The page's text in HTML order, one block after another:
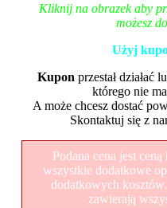
Kliknij na obrazek aby
możesz
Użyj
Kupon przestał działać
którego nie
A może chcesz dostać
Skontaktuj się z
Podana cena jest
wszystkie dodatkowe
dodatkowych
zawierają